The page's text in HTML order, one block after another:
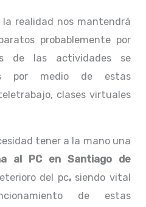
realidad nos mantendrá
probablemente por
de las actividades se
por medio de estas
clases virtuales
tener a la mano una
al PCen Santiago de
del pc, siendo vital
de estas